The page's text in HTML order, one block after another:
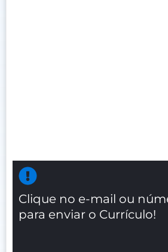
Clique no e-mail ou
para enviar o Currículo!